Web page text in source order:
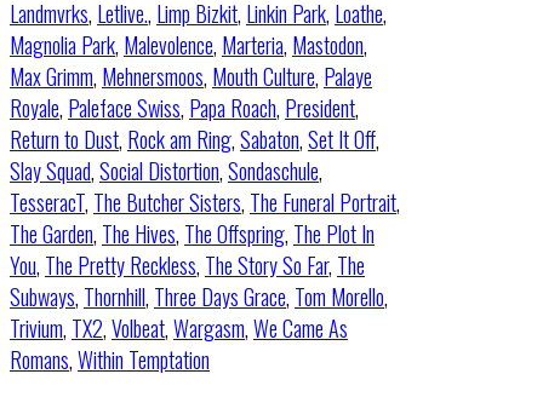
Landmvrks, Letlive., Limp Bizkit, Linkin Park, Loathe,
Magnolia Park, Malevolence, Marteria, Mastodon,
Max Grimm, Mehnersmoos, Mouth Culture, Palaye
Royale, Paleface Swiss, Papa Roach, President,
Return to Dust, Rock am Ring,Sabaton,Set It Off,
Slay Squad,Social Distortion,Sondaschule,
TesseracT, The Butcher Sisters, The Funeral Portrait,
The Garden, The Hives, The Offspring, The Plot In
You, The Pretty Reckless, The Story So Far, The
Subways, Thornhill, Three Days Grace, Tom Morello,
Trivium, TX2,Volbeat,Wargasm,We Came As
Romans,Within Temptation